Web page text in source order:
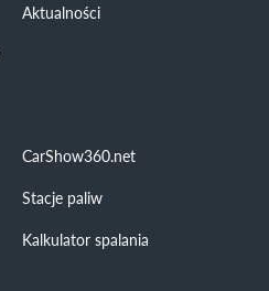
Aktualności
CarShow360.net
Stacje paliw
Kalkulator spalania